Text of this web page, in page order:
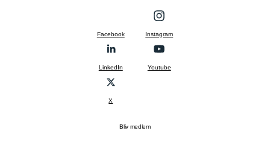
Facebook Instagram
LinkedIn Youtube
X
Bliv medlem